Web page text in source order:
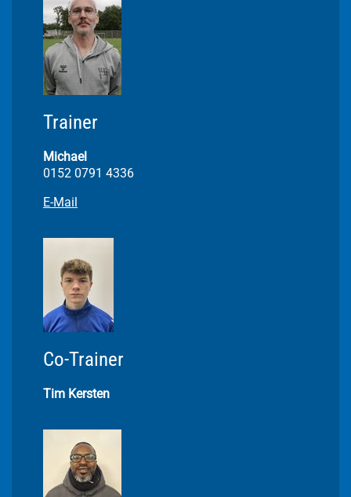
Trainer
Michael
0152 0791 4336
E-Mail
Co-Trainer
Tim Kersten